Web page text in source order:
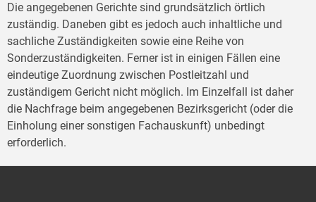
Die angegebenen Gerichte sind grundsätzlich örtlich
zuständig. Daneben gibt es jedoch auch inhaltliche und
sachliche Zuständigkeiten sowie eine Reihe von
Sonderzuständigkeiten. Ferner ist in einigen Fällen eine
eindeutige Zuordnung zwischen Postleitzahl und
zuständigem Gericht nicht möglich. Im Einzelfall ist daher
die Nachfrage beim angegebenen Bezirksgericht (oder die
Einholung einer sonstigen Fachauskunft) unbedingt
erforderlich.